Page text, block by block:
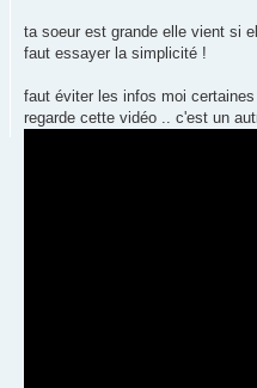
ta soeur est grande elle vient si
faut essayer la simplicité !
faut éviter les infos moi
regarde cette vidéo .. c'est un